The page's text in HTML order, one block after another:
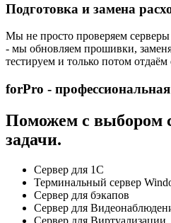
Подготовка и замена
Мы не просто проверяем
- мы обновляем прошивки,
тестируем и только потом
forPro -
Поможем с выбором
задачи.
Сервер для 1С
Терминальный сервер
Сервер для бэкапов
Сервер для
Сервер для Виртуализации